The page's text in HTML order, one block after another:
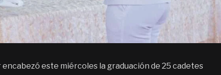
este miércoles la graduación de 25 cadetes